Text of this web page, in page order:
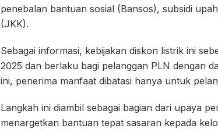
penebalan bantuan sosial (Bansos), subsidi
(JKK).
Sebagai informasi, kebijakan diskon listrik ini
2025 dan berlaku bagi pelanggan PLN dengan
ini, penerima manfaat dibatasi hanya untuk
Langkah ini diambil sebagai bagian dari upaya
menargetkan bantuan tepat sasaran kepada